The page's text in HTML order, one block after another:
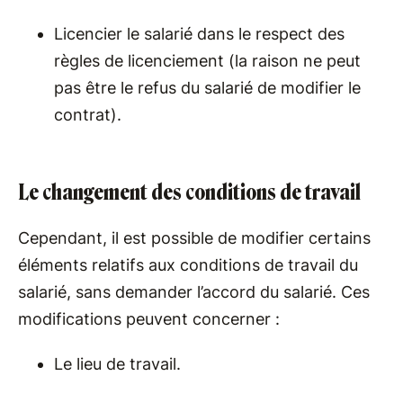
Licencier le salarié dans le respect des
règles de licenciement (la raison ne peut
pas être le refus du salarié de modifier le
contrat).
Le changement des conditions de travail
Cependant, il est possible de modifier certains
éléments relatifs aux conditions de travail du
salarié, sans demander l’accord du salarié. Ces
modifications peuvent concerner :
Le lieu de travail.